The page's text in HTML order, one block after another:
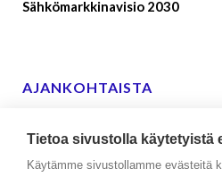
Sähkömarkkinavisio 2030
AJANKOHTAISTA
Suomen sähkönkäyttäjien
Tietoa sivustolla käytetyistä
Käytämme sivustollamme evästeitä